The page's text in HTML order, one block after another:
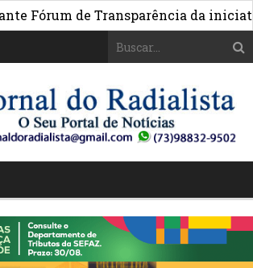
de Transparência da iniciativa